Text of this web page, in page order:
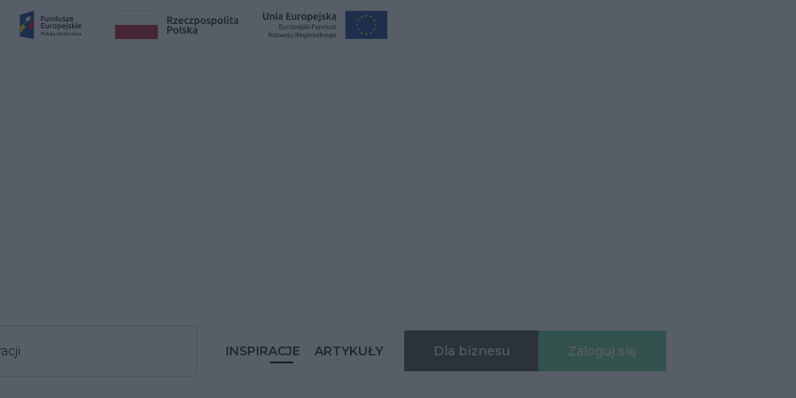
INSPIRACJE ARTYKUŁY Dla biznesu Zaloguj się